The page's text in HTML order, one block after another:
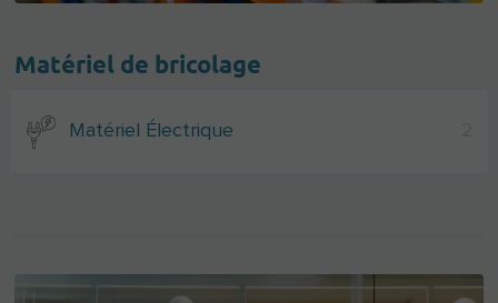
Matériel de bricolage
Matériel Électrique